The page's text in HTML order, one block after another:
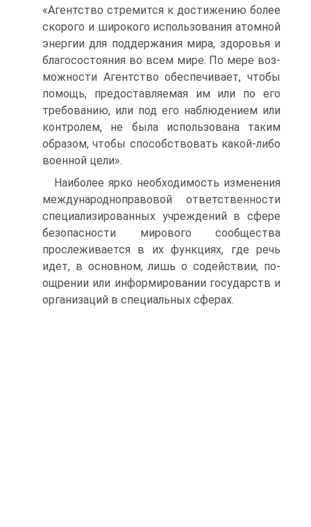
«Агентство стремится к достижению более
скорого и широкого использования атомной
энергии для поддержания мира, здоровья и
благосостояния во всем мире. По мере воз­
можности Агентство обеспечивает, чтобы
помощь, предостав­ляемая им или по его
требованию, или под его наблюдением или
контролем, не была использована таким
образом, чтобы способствовать какой-либо
военной цели».
Наиболее ярко необходимость изменения
международно­правовой ответственности
специализированных учреждений в сфере
безопасности мирового сообщества
прослеживается в их функциях, где речь
идет, в основном, лишь о содействии, по­
ощрении или информировании государств и
организаций в специальных сферах.